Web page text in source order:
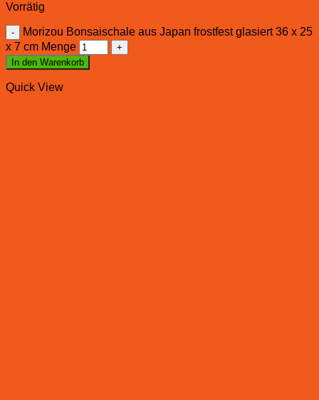
Vorrätig
Morizou Bonsaischale aus Japan frostfest glasiert 36 x 25
x 7 cm Menge
In den Warenkorb
Quick View